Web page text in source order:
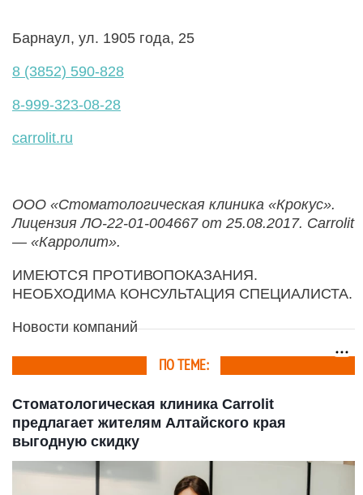
Барнаул, ул. 1905 года, 25
8 (3852) 590-828
8-999-323-08-28
carrolit.ru
ООО «Стоматологическая клиника «Крокус».
Лицензия ЛО-22-01-004667 от 25.08.2017. Carrolit
— «Карролит».
ИМЕЮТСЯ ПРОТИВОПОКАЗАНИЯ.
НЕОБХОДИМА КОНСУЛЬТАЦИЯ СПЕЦИАЛИСТА.
Новости компаний
ПО ТЕМЕ:
Стоматологическая клиника Carrolit
предлагает жителям Алтайского края
выгодную скидку